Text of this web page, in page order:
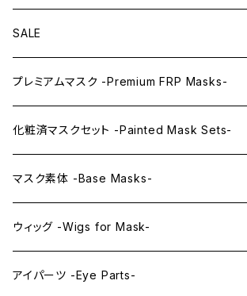
SALE
プレミアムマスク -Premium FRP Masks-
KAWAII PREMIUM Mask & Wig Sets
プレミアムマスク素体-Premium base masks-
プレミアムウィッグ -Premium Wigs-
プレミアムレンズアイ -Premium Lens eye-
化粧済マスクセット -Painted Mask Sets-
KAWAII EX series
KAWAII series
IDOL series
マスク素体 -Base Masks-
アニメマスク -Anime Masks-
ドールマスク -Doll Masks-
ウィッグ -Wigs for Mask-
ロング -Long-
アイパーツ -Eye Parts-